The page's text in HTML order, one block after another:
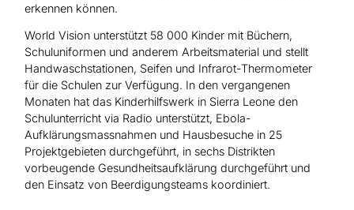
erkennen können.
World Vision unterstützt 58 000 Kinder mit Büchern,
Schuluniformen und anderem Arbeitsmaterial und stellt
Handwaschstationen, Seifen und Infrarot-Thermometer
für die Schulen zur Verfügung. In den vergangenen
Monaten hat das Kinderhilfswerk in Sierra Leone den
Schulunterricht via Radio unterstützt, Ebola-
Aufklärungsmassnahmen und Hausbesuche in 25
Projektgebieten durchgeführt, in sechs Distrikten
vorbeugende Gesundheitsaufklärung durchgeführt und
den Einsatz von Beerdigungsteams koordiniert.